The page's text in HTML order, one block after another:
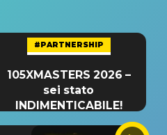
#PARTNERSHIP
105XMASTERS 2026 –
sei stato
INDIMENTICABILE!